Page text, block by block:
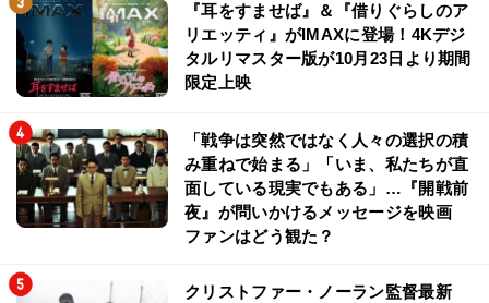
『耳をすませば』＆『借りぐらしのア
リエッティ』がIMAXに登場！4Kデジ
タルリマスター版が10月23日より期間
限定上映
「戦争は突然ではなく人々の選択の積
み重ねで始まる」「いま、私たちが直
面している現実でもある」…『開戦前
夜』が問いかけるメッセージを映画
ファンはどう観た？
クリストファー・ノーラン監督最新